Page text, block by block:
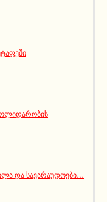
და სავარაუდოები…